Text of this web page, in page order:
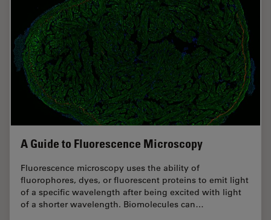
A Guide to Fluorescence Microscopy
Fluorescence microscopy uses the ability of
fluorophores, dyes, or fluorescent proteins to emit light
of a specific wavelength after being excited with light
of a shorter wavelength. Biomolecules can…